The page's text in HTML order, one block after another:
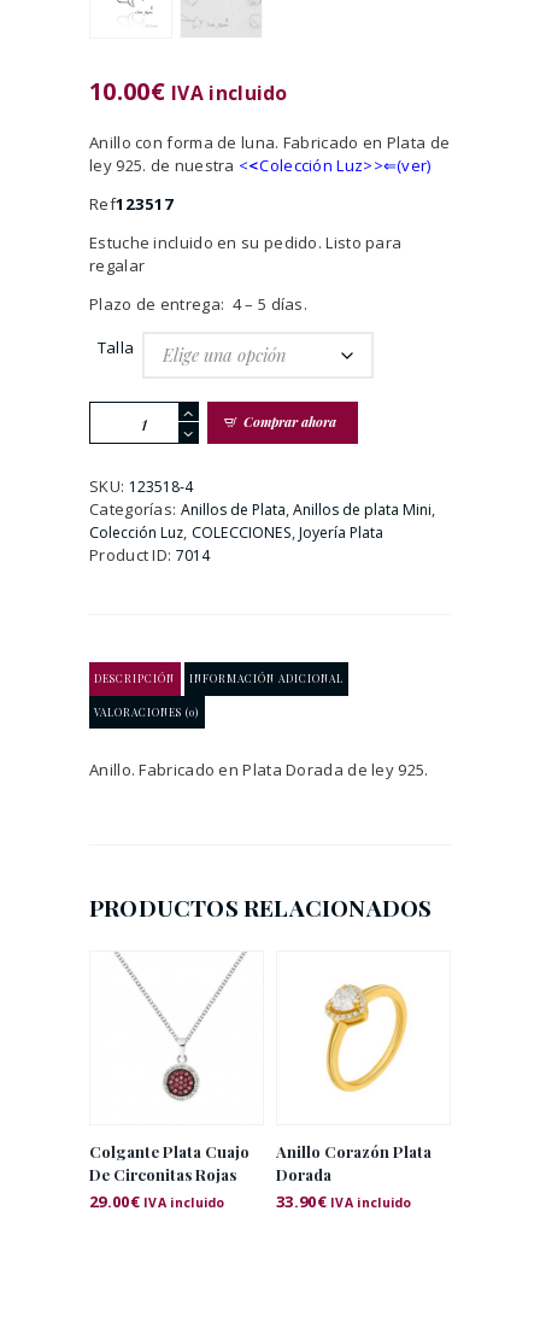
10.00€ IVA incluido
Anillo con forma de luna. Fabricado en Plata de
ley 925. de nuestra <<Colección Luz>>⇐(ver)
Ref123517
Estuche incluido en su pedido. Listo para
regalar
Plazo de entrega: 4 – 5 días.
Talla
De
Ley
Con
Luna
Comprar ahora
SKU: 123518-4
Categorías: Anillos de Plata,Anillos de plata Mini,
Colección Luz, COLECCIONES,Joyería Plata
Product ID: 7014
DESCRIPCIÓN INFORMACIÓN ADICIONAL
VALORACIONES (0)
Anillo. Fabricado en Plata Dorada de ley 925.
PRODUCTOS RELACIONADOS
Colgante Plata Cuajo
De Circonitas Rojas
29.00€ IVA incluido
Anillo Corazón Plata
Dorada
33.90€ IVA incluido